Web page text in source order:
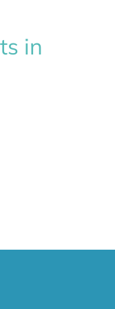
in